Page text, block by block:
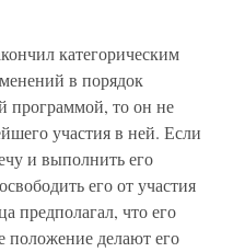
категорическим
в порядок
программой, то он не
участия в ней. Если
и выполнить его
его от участия
предполагал, что его
положение делают его